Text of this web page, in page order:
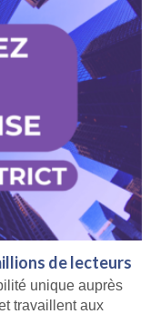
de lecteurs
unique auprès
travaillent aux